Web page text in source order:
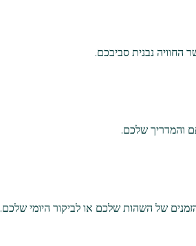
נבנית סביבכם.
והמדריך שלכם.
של השהות שלכם או לביקור היומי שלכם.